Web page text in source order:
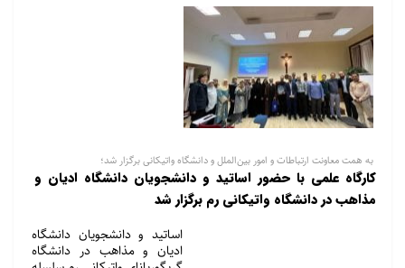
به همت معاونت ارتباطات و امور بین‌الملل و دانشگاه واتیکانی برگزار شد؛
کارگاه علمی با حضور اساتید و دانشجویان دانشگاه ادیان و
مذاهب در دانشگاه واتیکانی رم برگزار شد
اساتید و دانشجویان دانشگاه
ادیان و مذاهب در دانشگاه